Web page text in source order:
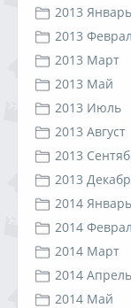
2013 Январь
2013
2013 Март
2013 Май
2013 Июль
2013 Август
2013
2013
2014 Январь
2014
2014 Март
2014 Апрель
2014 Май